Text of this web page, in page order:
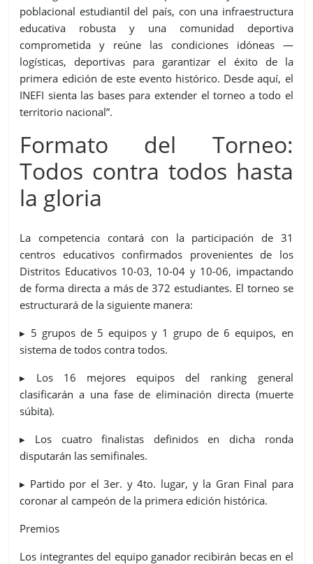
poblacional estudiantil del país, con una infraestructura
educativa robusta y una comunidad deportiva
comprometida y reúne las condiciones idóneas —
logísticas, deportivas para garantizar el éxito de la
primera edición de este evento histórico. Desde aquí, el
INEFI sienta las bases para extender el torneo a todo el
territorio nacional”.
Formato del Torneo:
Todos contra todos hasta
la gloria
La competencia contará con la participación de 31
centros educativos confirmados provenientes de los
Distritos Educativos 10-03, 10-04 y 10-06, impactando
de forma directa a más de 372 estudiantes. El torneo se
estructurará de la siguiente manera:
▸ 5 grupos de 5 equipos y 1 grupo de 6 equipos, en
sistema de todos contra todos.
▸ Los 16 mejores equipos del ranking general
clasificarán a una fase de eliminación directa (muerte
súbita).
▸ Los cuatro finalistas definidos en dicha ronda
disputarán las semifinales.
▸ Partido por el 3er. y 4to. lugar, y la Gran Final para
coronar al campeón de la primera edición histórica.
Premios
Los integrantes del equipo ganador recibirán becas en el